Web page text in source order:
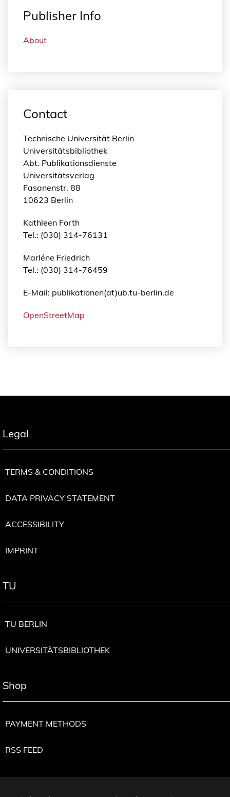
Publisher Info
About
Contact
Technische Universität Berlin
Universitätsbibliothek
Abt. Publikationsdienste
Universitätsverlag
Fasanenstr. 88
10623 Berlin
Kathleen Forth
Tel.: (030) 314-76131
Marléne Friedrich
Tel.: (030) 314-76459
E-Mail: publikationen(at)ub.tu-berlin.de
OpenStreetMap
Legal
TERMS & CONDITIONS
DATA PRIVACY STATEMENT
ACCESSIBILITY
IMPRINT
TU
TU BERLIN
UNIVERSITÄTSBIBLIOTHEK
Shop
PAYMENT METHODS
RSS FEED